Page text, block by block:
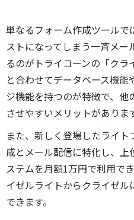
単なるフォーム作成ツールで
ストになってしまう一斉メ
るのがトライコーンの「ク
と合わせてデータベース機
ジ機能を持つのが特徴で、
させやすいメリットがありま
また、新しく登場したライ
成とメール配信に特化し、
ステムを月額1万円で利用で
イゼルライトからクライゼ
できます。